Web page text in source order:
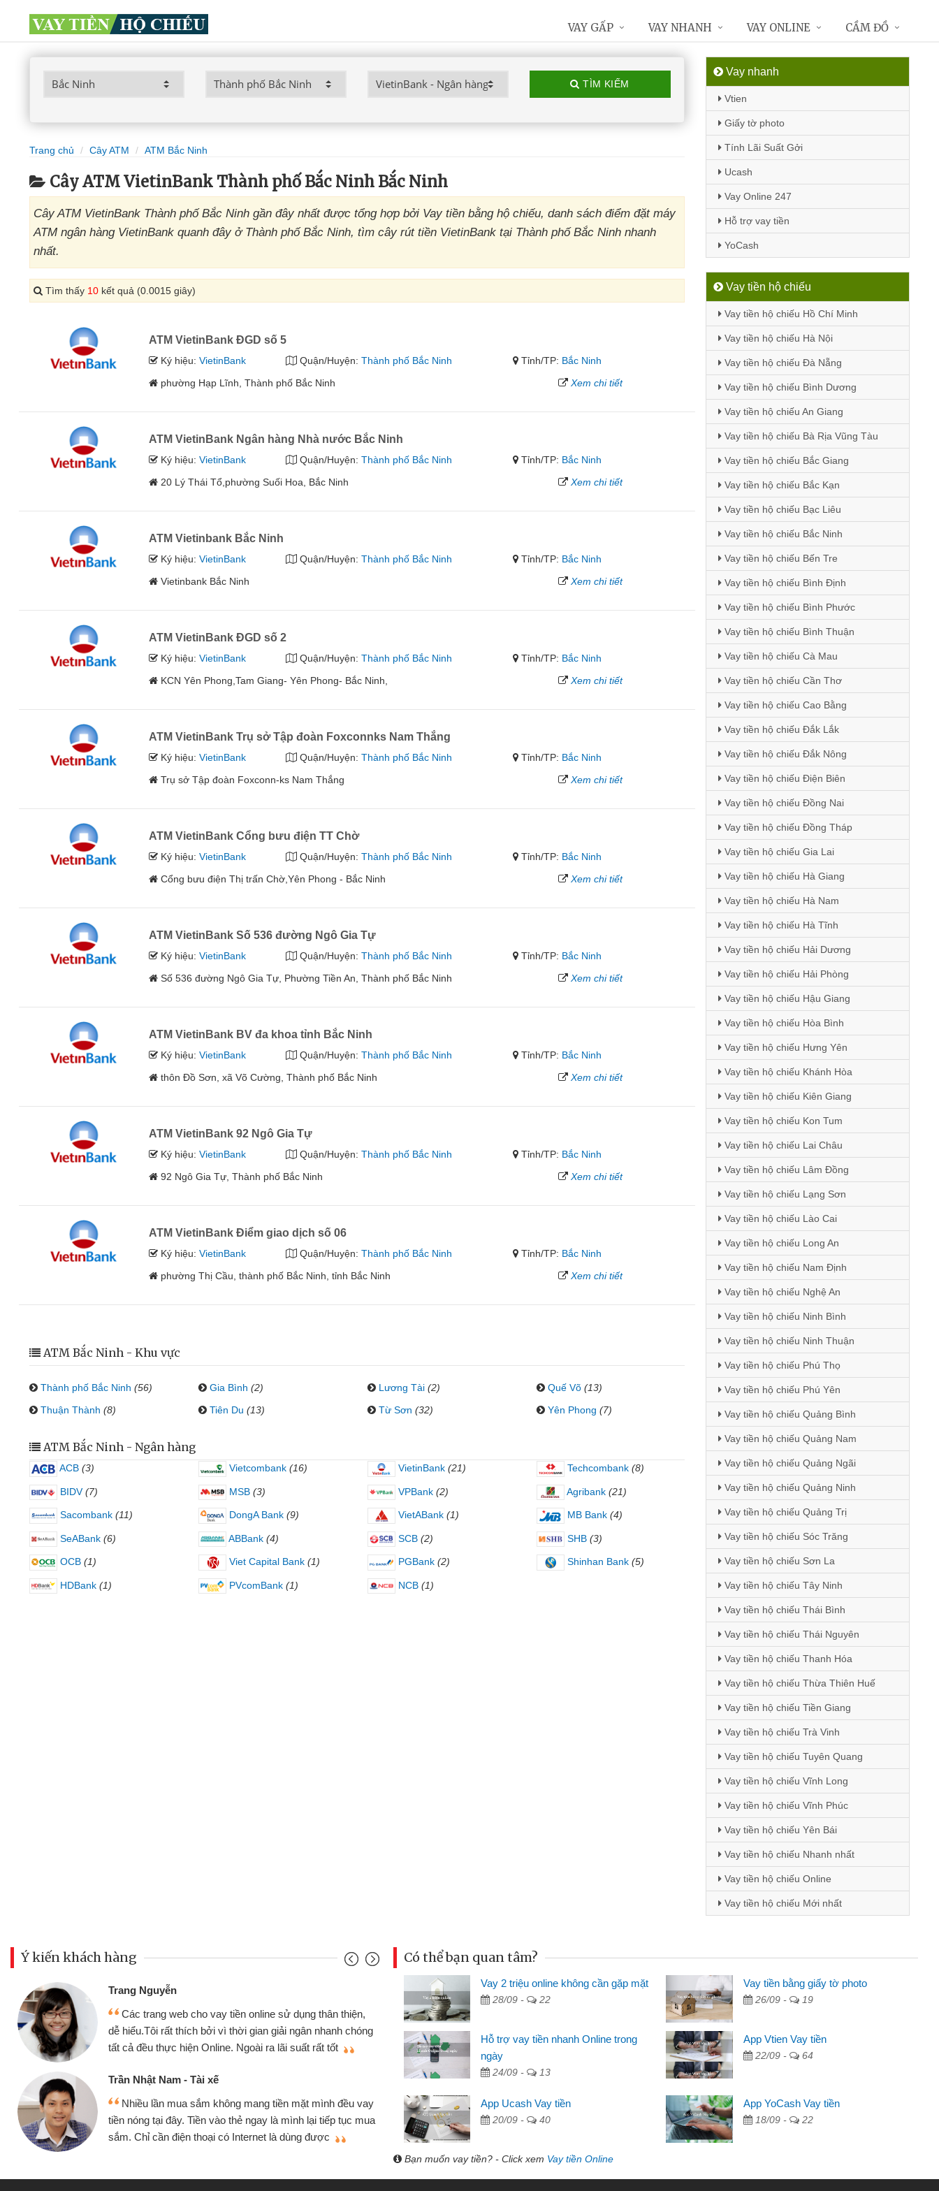
TÌM KIẾM
Trang chủ Cây ATM ATM Bắc Ninh
Cây ATM VietinBank Thành phố Bắc Ninh Bắc Ninh
Cây ATM VietinBank Thành phố Bắc Ninh gần đây nhất được tổng hợp bởi Vay tiền bằng hộ chiếu, danh sách điểm đặt máy
ATM ngân hàng VietinBank quanh đây ở Thành phố Bắc Ninh, tìm cây rút tiền VietinBank tại Thành phố Bắc Ninh nhanh
nhất.
Tìm thấy 10 kết quả (0.0015 giây)
ATM VietinBank ĐGD số 5
Ký hiệu:VietinBank Quận/Huyện: Thành phố Bắc Ninh Tỉnh/TP: Bắc Ninh
phường Hạp Lĩnh, Thành phố Bắc Ninh
Xem chi tiết
ATM VietinBank Ngân hàng Nhà nước Bắc Ninh
Ký hiệu:VietinBank Quận/Huyện: Thành phố Bắc Ninh Tỉnh/TP: Bắc Ninh
20 Lý Thái Tổ,phường Suối Hoa, Bắc Ninh
Xem chi tiết
ATM Vietinbank Bắc Ninh
Ký hiệu:VietinBank Quận/Huyện: Thành phố Bắc Ninh Tỉnh/TP: Bắc Ninh
Vietinbank Bắc Ninh
Xem chi tiết
ATM VietinBank ĐGD số 2
Ký hiệu:VietinBank Quận/Huyện: Thành phố Bắc Ninh Tỉnh/TP: Bắc Ninh
KCN Yên Phong,Tam Giang- Yên Phong- Bắc Ninh,
Xem chi tiết
ATM VietinBank Trụ sở Tập đoàn Foxconnks Nam Thắng
Ký hiệu:VietinBank Quận/Huyện: Thành phố Bắc Ninh Tỉnh/TP: Bắc Ninh
Trụ sở Tập đoàn Foxconn-ks Nam Thắng
Xem chi tiết
ATM VietinBank Cổng bưu điện TT Chờ
Ký hiệu:VietinBank Quận/Huyện: Thành phố Bắc Ninh Tỉnh/TP: Bắc Ninh
Cổng bưu điện Thị trấn Chờ,Yên Phong - Bắc Ninh
Xem chi tiết
ATM VietinBank Số 536 đường Ngô Gia Tự
Ký hiệu:VietinBank Quận/Huyện: Thành phố Bắc Ninh Tỉnh/TP: Bắc Ninh
Số 536 đường Ngô Gia Tự, Phường Tiền An, Thành phố Bắc Ninh
Xem chi tiết
ATM VietinBank BV đa khoa tỉnh Bắc Ninh
Ký hiệu:VietinBank Quận/Huyện: Thành phố Bắc Ninh Tỉnh/TP: Bắc Ninh
thôn Đồ Sơn, xã Võ Cường, Thành phố Bắc Ninh
Xem chi tiết
ATM VietinBank 92 Ngô Gia Tự
Ký hiệu:VietinBank Quận/Huyện: Thành phố Bắc Ninh Tỉnh/TP: Bắc Ninh
92 Ngô Gia Tự, Thành phố Bắc Ninh
Xem chi tiết
ATM VietinBank Điểm giao dịch số 06
Ký hiệu:VietinBank Quận/Huyện: Thành phố Bắc Ninh Tỉnh/TP: Bắc Ninh
phường Thị Cầu, thành phố Bắc Ninh, tỉnh Bắc Ninh
Xem chi tiết
ATM Bắc Ninh - Khu vực
Thành phố Bắc Ninh (56) Gia Bình (2) Lương Tài (2) Quế Võ (13)
Thuận Thành (8) Tiên Du (13) Từ Sơn (32) Yên Phong (7)
ATM Bắc Ninh - Ngân hàng
ACB (3) Vietcombank (16) VietinBank (21) Techcombank (8)
BIDV (7) MSB (3) VPBank (2) Agribank (21)
Sacombank (11) DongA Bank (9) VietABank (1) MB Bank (4)
SeABank (6) ABBank (4) SCB (2) SHB (3)
OCB (1) Viet Capital Bank (1) PGBank (2) Shinhan Bank (5)
HDBank (1) PVcomBank (1) NCB (1)
Vay nhanh
Vtien
Giấy tờ photo
Tính Lãi Suất Gởi
Ucash
Vay Online 247
Hỗ trợ vay tiền
YoCash
Vay tiền hộ chiếu
Vay tiền hộ chiếu Hồ Chí Minh
Vay tiền hộ chiếu Hà Nội
Vay tiền hộ chiếu Đà Nẵng
Vay tiền hộ chiếu Bình Dương
Vay tiền hộ chiếu An Giang
Vay tiền hộ chiếu Bà Rịa Vũng Tàu
Vay tiền hộ chiếu Bắc Giang
Vay tiền hộ chiếu Bắc Kạn
Vay tiền hộ chiếu Bạc Liêu
Vay tiền hộ chiếu Bắc Ninh
Vay tiền hộ chiếu Bến Tre
Vay tiền hộ chiếu Bình Định
Vay tiền hộ chiếu Bình Phước
Vay tiền hộ chiếu Bình Thuận
Vay tiền hộ chiếu Cà Mau
Vay tiền hộ chiếu Cần Thơ
Vay tiền hộ chiếu Cao Bằng
Vay tiền hộ chiếu Đắk Lắk
Vay tiền hộ chiếu Đắk Nông
Vay tiền hộ chiếu Điện Biên
Vay tiền hộ chiếu Đồng Nai
Vay tiền hộ chiếu Đồng Tháp
Vay tiền hộ chiếu Gia Lai
Vay tiền hộ chiếu Hà Giang
Vay tiền hộ chiếu Hà Nam
Vay tiền hộ chiếu Hà Tĩnh
Vay tiền hộ chiếu Hải Dương
Vay tiền hộ chiếu Hải Phòng
Vay tiền hộ chiếu Hậu Giang
Vay tiền hộ chiếu Hòa Bình
Vay tiền hộ chiếu Hưng Yên
Vay tiền hộ chiếu Khánh Hòa
Vay tiền hộ chiếu Kiên Giang
Vay tiền hộ chiếu Kon Tum
Vay tiền hộ chiếu Lai Châu
Vay tiền hộ chiếu Lâm Đồng
Vay tiền hộ chiếu Lạng Sơn
Vay tiền hộ chiếu Lào Cai
Vay tiền hộ chiếu Long An
Vay tiền hộ chiếu Nam Định
Vay tiền hộ chiếu Nghệ An
Vay tiền hộ chiếu Ninh Bình
Vay tiền hộ chiếu Ninh Thuận
Vay tiền hộ chiếu Phú Thọ
Vay tiền hộ chiếu Phú Yên
Vay tiền hộ chiếu Quảng Bình
Vay tiền hộ chiếu Quảng Nam
Vay tiền hộ chiếu Quảng Ngãi
Vay tiền hộ chiếu Quảng Ninh
Vay tiền hộ chiếu Quảng Trị
Vay tiền hộ chiếu Sóc Trăng
Vay tiền hộ chiếu Sơn La
Vay tiền hộ chiếu Tây Ninh
Vay tiền hộ chiếu Thái Bình
Vay tiền hộ chiếu Thái Nguyên
Vay tiền hộ chiếu Thanh Hóa
Vay tiền hộ chiếu Thừa Thiên Huế
Vay tiền hộ chiếu Tiền Giang
Vay tiền hộ chiếu Trà Vinh
Vay tiền hộ chiếu Tuyên Quang
Vay tiền hộ chiếu Vĩnh Long
Vay tiền hộ chiếu Vĩnh Phúc
Vay tiền hộ chiếu Yên Bái
Vay tiền hộ chiếu Nhanh nhất
Vay tiền hộ chiếu Online
Vay tiền hộ chiếu Mới nhất
VAY GẤP VAY NHANH VAY ONLINE CẦM ĐỒ
Ý kiến khách hàng
dụng thân thiện,
nhanh chóng
suất rất tốt
mặt mình đều vay
lại tiếp tục mua
được
Mình cần tiền gấp nên định cầm cố chiếc xe wave
nhưng thật may đã có gói vay tiền bằng CMND online
không cần gặp mặt nên rất tiện lợi, sẽ giới thiệu cho bạn
Tôi kinh doanh buôn bán nhỏ lẻ nhiều lúc cần vốn nhập
hàng, nhờ biết đến website qua bạn bè giới thiệu tôi đã giải
quyết được công việc của mình nhanh chóng
Mai Lan - Sinh viên
Tôi biết đến thông qua quảng cáo trên facebook. Tôi là
sinh viên nên cần đóng tiền nhà, sinh nhật bạn bè, mà đọc
thấy thủ tục nhanh gọn nên tôi quyết định vay
Mất 2 tuần các ngân hàng không ai cho vay. Trong khi
cần có 2 triệu để giải quyết việc riêng, trong 1-2 ngày tôi trả
được thôi. Cảm ơn đã giúp tôi kịp thời và nhanh chóng
Có thể bạn quan tâm?
Vay 2 triệu online không cần gặp mặt
28/09 - 22
Vay tiền bằng giấy tờ photo
26/09 - 19
Hỗ trợ vay tiền nhanh Online trong
ngày
24/09 - 13
App Vtien Vay tiền
22/09 - 64
App Ucash Vay tiền
20/09 - 40
App YoCash Vay tiền
18/09 - 22
Bạn muốn vay tiền? - Click xem Vay tiền Online